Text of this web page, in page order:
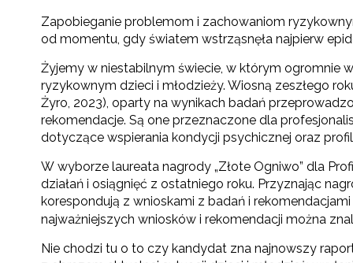
Zapobieganie problemom i zachowaniom
od momentu, gdy światem wstrząsnęła najpierw
Żyjemy w niestabilnym świecie, w którym ogromnie
ryzykownym dzieci i młodzieży. Wiosną zeszłego
Żyro, 2023), oparty na wynikach badań
rekomendacje. Są one przeznaczone dla
dotyczące wspierania kondycji psychicznej oraz
W wyborze laureata nagrody „Złote Ogniwo” dla
działań i osiągnięć z ostatniego roku. Przyznając
korespondują z wnioskami z badań i
najważniejszych wniosków i rekomendacji można
Nie chodzi tu o to czy kandydat zna najnowszy